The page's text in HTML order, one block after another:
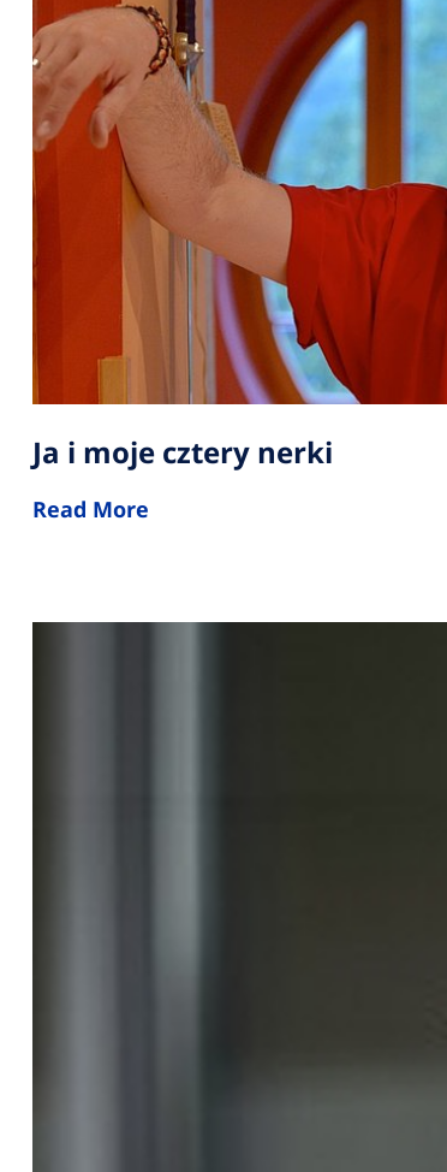
Ja i moje cztery nerki
Read More